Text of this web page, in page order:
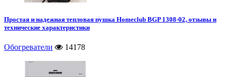
Простая и надежная тепловая пушка Homeclub BGP 1308-02, отзывы и
технические характеристики
Обогреватели 14178